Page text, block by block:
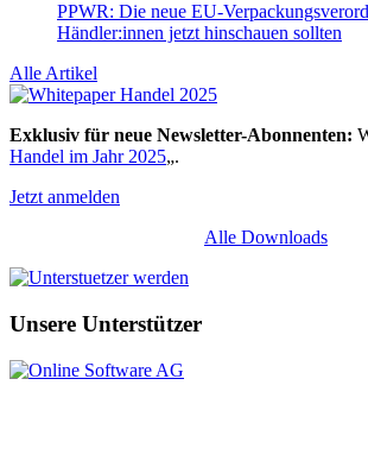
PPWR: Die neue EU-
Händler:innen jetzt hinschauen sollten
Alle Artikel
Exklusiv für neue Newsletter-Abonnenten:
Handel im Jahr 2025„.
Jetzt anmelden
Alle Downloads
Unsere Unterstützer